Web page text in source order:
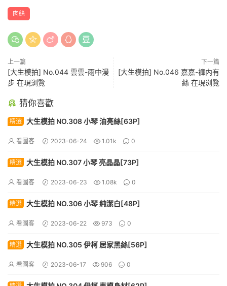
肉絲
上一篇
[大生模拍] No.044 雲雲-雨中漫
步 在現浏覽
下一篇
[大生模拍] No.046 嘉嘉-褲内有
絲 在現浏覽
猜你喜歡
精選 大生模拍 NO.308 小琴 油亮絲[63P]
看圖客 2023-06-24 1.01k 0
精選 大生模拍 NO.307 小琴 亮晶晶[73P]
看圖客 2023-06-23 1.08k 0
精選 大生模拍 NO.306 小琴 純潔白[48P]
看圖客 2023-06-22 973 0
精選 大生模拍 NO.305 伊柯 居家黑絲[56P]
看圖客 2023-06-17 906 0